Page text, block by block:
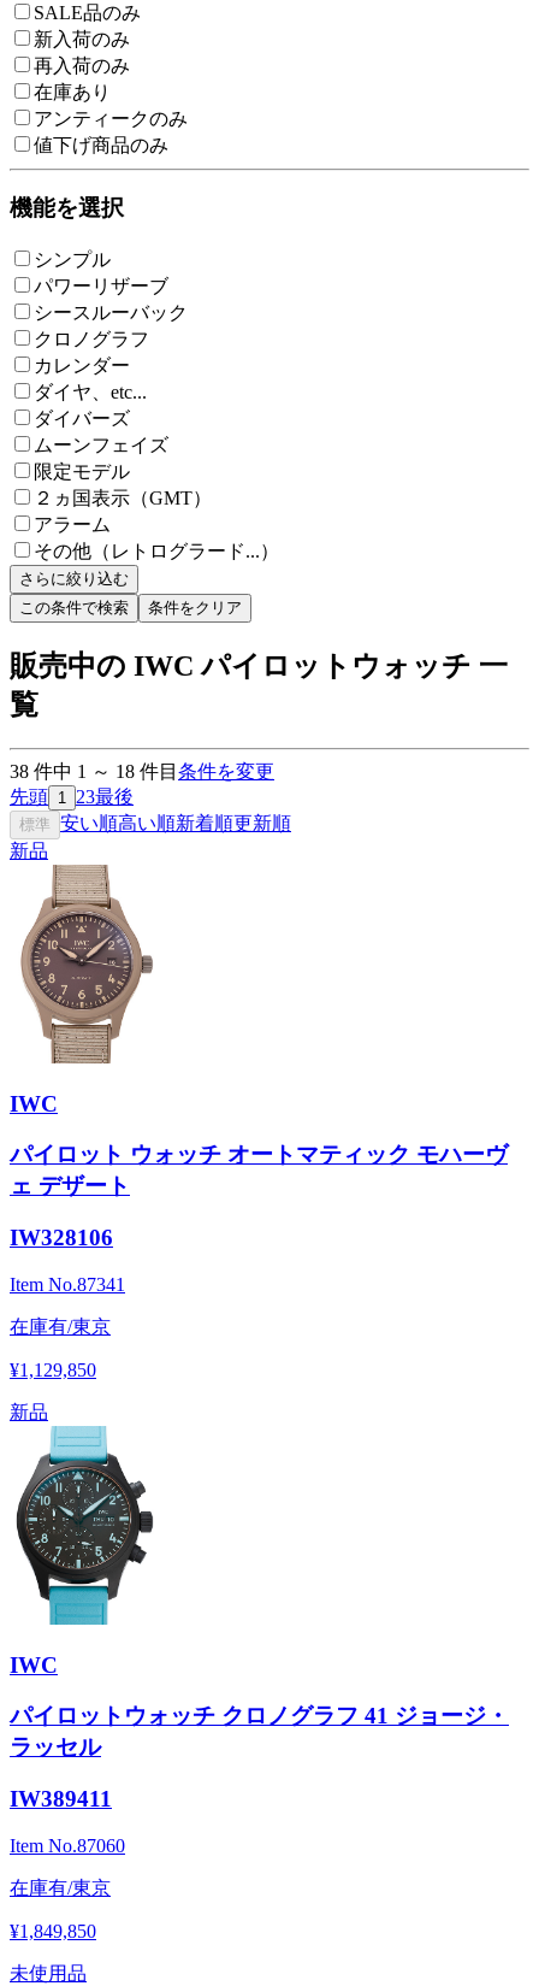
SALE品のみ
新入荷のみ
再入荷のみ
在庫あり
アンティークのみ
値下げ商品のみ
機能を選択
シンプル
パワーリザーブ
シースルーバック
クロノグラフ
カレンダー
ダイヤ、etc...
ダイバーズ
ムーンフェイズ
限定モデル
２ヵ国表示（GMT）
アラーム
その他（レトログラード...）
さらに絞り込む
この条件で検索
条件をクリア
販売中の IWC パイロットウォッチ 一
覧
38 件中 1 ～ 18 件目 条件を変更
先頭 1 23最後
標準 安い順高い順新着順更新順
新品
IWC
パイロット ウォッチ オートマティック モハーヴ
ェ デザート
IW328106
Item No.87341
在庫有/東京
¥1,129,850
新品
IWC
パイロットウォッチ クロノグラフ 41 ジョージ・
ラッセル
IW389411
Item No.87060
在庫有/東京
¥1,849,850
未使用品